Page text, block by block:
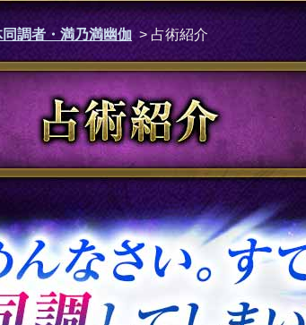
同調者・満乃満幽伽 > 占術紹介